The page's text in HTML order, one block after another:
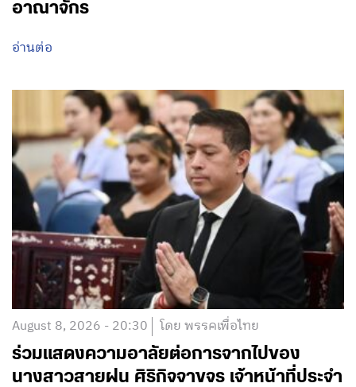
อาณาจักร
อ่านต่อ
August 8, 2026 - 20:30 โดย พรรคเพื่อไทย
ร่วมแสดงความอาลัยต่อการจากไปของ
นางสาวสายฝน ศิริกิจจาขจร เจ้าหน้าที่ประจำ